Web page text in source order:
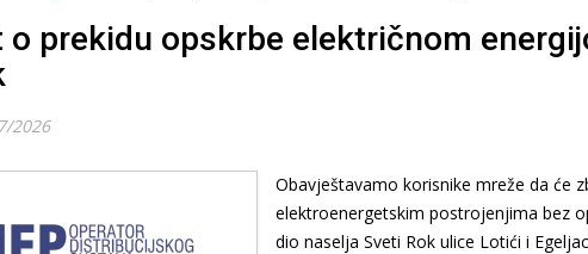
o prekidu opskrbe električnom
2026
Obavještavamo korisnike mreže da će
elektroenergetskim postrojenjima bez
dio naselja Sveti Rok ulice Lotići i Egeljac